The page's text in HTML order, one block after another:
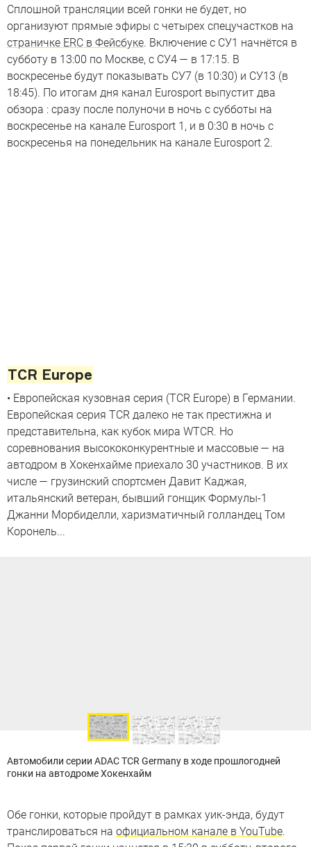
Сплошной трансляции всей гонки не будет, но
организуют прямые эфиры с четырех спецучастков на
страничке ERC в Фейсбуке. Включение с СУ1 начнётся в
субботу в 13:00 по Москве, с СУ4 — в 17:15. В
воскресенье будут показывать СУ7 (в 10:30) и СУ13 (в
18:45). По итогам дня канал Eurosport выпустит два
обзора : сразу после полуночи в ночь с субботы на
воскресенье на канале Eurosport 1, и в 0:30 в ночь с
воскресенья на понедельник на канале Eurosport 2.
TCR Europe
• Европейская кузовная серия (TCR Europe) в Германии.
Европейская серия TCR далеко не так престижна и
представительна, как кубок мира WTCR. Но
соревнования высококонкурентные и массовые — на
автодром в Хокенхайме приехало 30 участников. В их
числе — грузинский спортсмен Давит Каджая,
итальянский ветеран, бывший гонщик Формулы-1
Джанни Морбиделли, харизматичный голландец Том
Коронель...
Автомобили серии ADAC TCR Germany в ходе прошлогодней
гонки на автодроме Хокенхайм
Обе гонки, которые пройдут в рамках уик-энда, будут
транслироваться на официальном канале в YouTube.